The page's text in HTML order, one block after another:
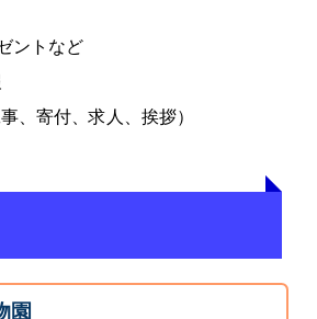
ントなど
、寄付、求人、挨拶）
園